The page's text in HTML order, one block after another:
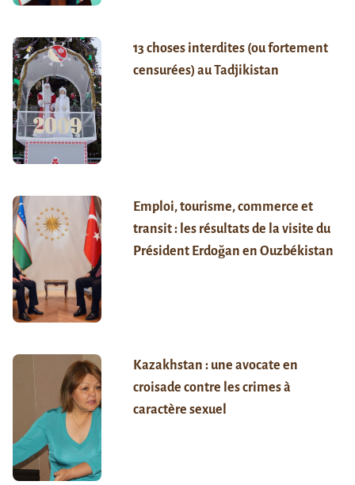
13 choses interdites (ou fortement
censurées) au Tadjikistan
Emploi, tourisme, commerce et
transit : les résultats de la visite du
Président Erdoğan en Ouzbékistan
Kazakhstan : une avocate en
croisade contre les crimes à
caractère sexuel